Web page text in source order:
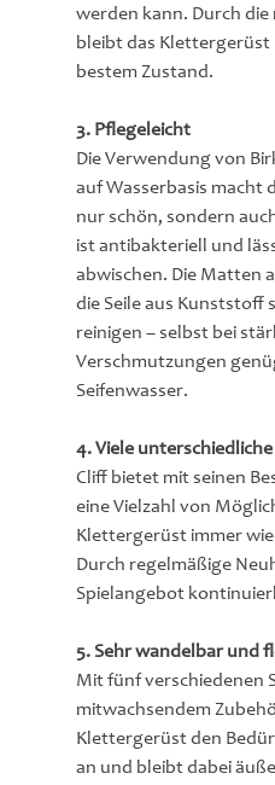
werden kann. Durch die
bleibt das Klettergerüst
bestem Zustand.
3. Pflegeleicht
Die Verwendung von
auf Wasserbasis macht
nur schön, sondern
ist antibakteriell und
abwischen. Die Matten
die Seile aus Kunststoff
reinigen – selbst bei
Verschmutzungen
Seifenwasser.
4. Viele
Cliff bietet mit seinen
eine Vielzahl von
Klettergerüst immer
Durch regelmäßige
Spielangebot
5. Sehr wandelbar und
Mit fünf verschiedenen
mitwachsendem
Klettergerüst den
an und bleibt dabei